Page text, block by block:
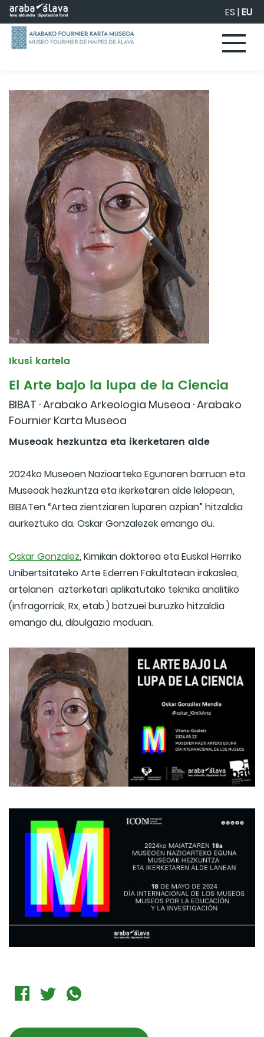
Eduki nagusira joan ES |EU
Ikusi kartela
El Arte bajo la lupa de la Ciencia
BIBAT · Arabako Arkeologia Museoa · Arabako
Fournier Karta Museoa
Museoak hezkuntza eta ikerketaren alde
2024ko Museoen Nazioarteko Egunaren barruan eta
Museoak hezkuntza eta ikerketaren alde lelopean,
BIBATen “Artea zientziaren luparen azpian” hitzaldia
aurkeztuko da. Oskar Gonzalezek emango du.
Oskar Gonzalez, Kimikan doktorea eta Euskal Herriko
Unibertsitateko Arte Ederren Fakultatean irakaslea,
artelanen azterketari aplikatutako teknika analitiko
(infragorriak, Rx, etab.) batzuei buruzko hitzaldia
emango du, dibulgazio moduan.